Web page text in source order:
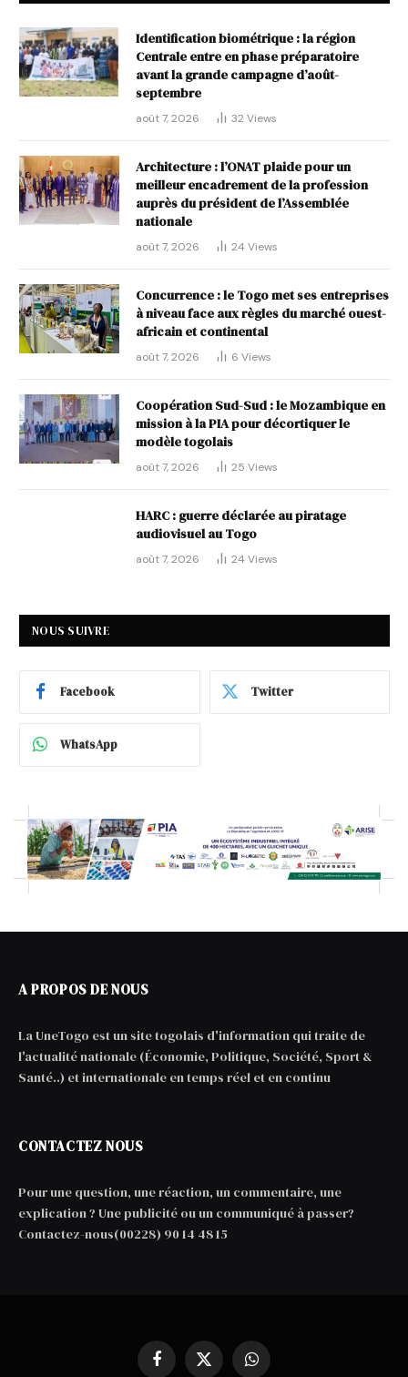
Identification biométrique : la région
Centrale entre en phase préparatoire
avant la grande campagne d’août-
septembre
août 7, 2026 32 Views
Architecture : l’ONAT plaide pour un
meilleur encadrement de la profession
auprès du président de l’Assemblée
nationale
août 7, 2026 24 Views
Concurrence : le Togo met ses entreprises
à niveau face aux règles du marché ouest-
africain et continental
août 7, 2026 6 Views
Coopération Sud-Sud : le Mozambique en
mission à la PIA pour décortiquer le
modèle togolais
août 7, 2026 25 Views
HARC : guerre déclarée au piratage
audiovisuel au Togo
août 7, 2026 24 Views
NOUS SUIVRE
Facebook Twitter
WhatsApp
A PROPOS DE NOUS
La UneTogo est un site togolais d'information qui traite de
l'actualité nationale (Économie, Politique, Société, Sport &
Santé..) et internationale en temps réel et en continu
CONTACTEZ NOUS
Pour une question, une réaction, un commentaire, une
explication ? Une publicité ou un communiqué à passer?
Contactez-nous(00228) 90 14 48 15
Facebook
X
WhatsApp